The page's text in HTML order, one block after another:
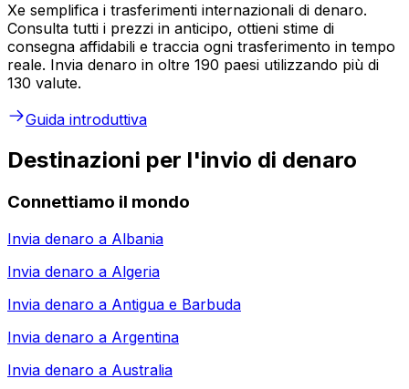
Xe semplifica i trasferimenti internazionali di denaro.
Consulta tutti i prezzi in anticipo, ottieni stime di
consegna affidabili e traccia ogni trasferimento in tempo
reale. Invia denaro in oltre 190 paesi utilizzando più di
130 valute.
Guida introduttiva
Destinazioni per l'invio di denaro
Connettiamo il mondo
Invia denaro a Albania
Invia denaro a Algeria
Invia denaro a Antigua e Barbuda
Invia denaro a Argentina
Invia denaro a Australia